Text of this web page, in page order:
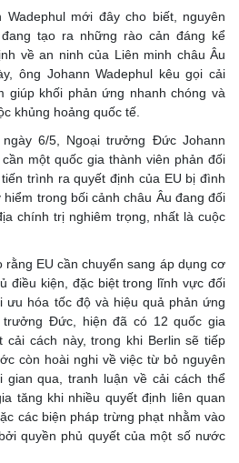
mới đây cho biết, nguyên
tạo ra những rào cản đáng kể
về an ninh của Liên minh châu Âu
ông Johann Wadephul kêu gọi cải
giúp khối phản ứng nhanh chóng và
khủng hoảng quốc tế.
6/5, Ngoại trưởng Đức Johann
một quốc gia thành viên phản đối
trình ra quyết định của EU bị đình
trong bối cảnh châu Âu đang đối
chính trị nghiêm trọng, nhất là cuộc
rằng EU cần chuyển sang áp dụng cơ
điều kiện, đặc biệt trong lĩnh vực đối
ưu hóa tốc độ và hiệu quả phản ứng
trưởng Đức, hiện đã có 12 quốc gia
cải cách này, trong khi Berlin sẽ tiếp
còn hoài nghi về việc từ bỏ nguyên
qua, tranh luận về cải cách thể
tăng khi nhiều quyết định liên quan
các biện pháp trừng phạt nhằm vào
quyền phủ quyết của một số nước